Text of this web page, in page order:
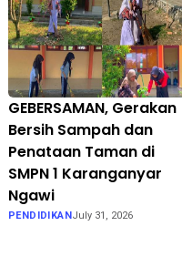
GEBERSAMAN, Gerakan
Bersih Sampah dan
Penataan Taman di
SMPN 1 Karanganyar
Ngawi
PENDIDIKAN July 31, 2026